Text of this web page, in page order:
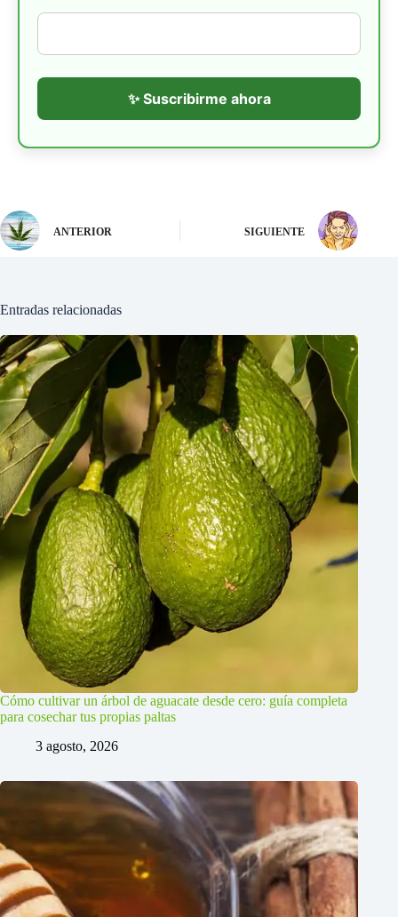
✨ Suscribirme ahora
ANTERIOR SIGUIENTE
Entradas relacionadas
Cómo cultivar un árbol de aguacate desde cero: guía completa
para cosechar tus propias paltas
3 agosto, 2026